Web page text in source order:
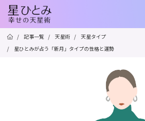
/ 記事一覧 / 天星術 /
天星タイプ
/
星ひとみが占う「新月」タイプの性格と運勢